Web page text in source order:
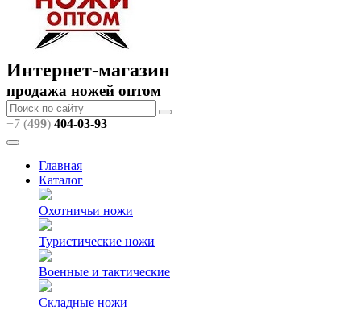
Интернет-магазин
продажа ножей оптом
+7 (499) 404-03-93
Главная
Каталог
Охотничьи ножи
Туристические ножи
Военные и тактические
Складные ножи